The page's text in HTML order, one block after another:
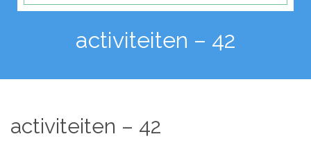
activiteiten – 42
activiteiten – 42